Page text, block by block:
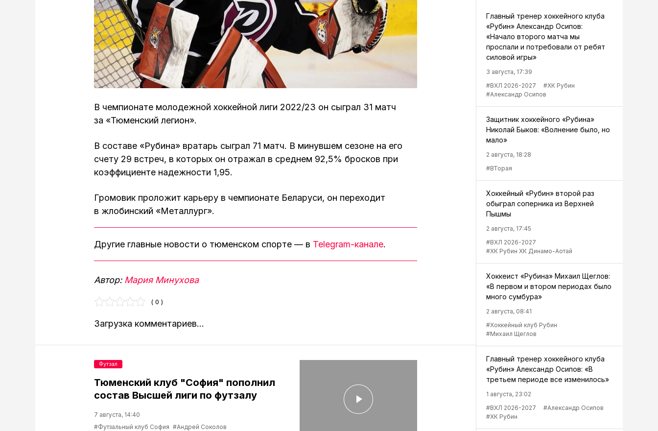
В чемпионате молодежной хоккейной лиги 2022/23 он сыграл 31 матч
за «Тюменский легион».
В составе «Рубина» вратарь сыграл 71 матч. В минувшем сезоне на его
счету 29 встреч, в которых он отражал в среднем 92,5% бросков при
коэффициенте надежности 1,95.
Громовик проложит карьеру в чемпионате Беларуси, он переходит
в жлобинский «Металлург».
Другие главные новости о тюменском спорте — в Telegram-канале.
Автор: Мария Минухова
( 0 )
Загрузка комментариев...
Тюменский клуб "София" пополнил
состав Высшей лиги по футзалу
7 августа, 14:40
#Футзальный клуб София #Андрей Соколов
Футзал
Главный тренер хоккейного клуба
«Рубин» Александр Осипов:
«Начало второго матча мы
проспали и потребовали от ребят
силовой игры»
3 августа, 17:39
#ВХЛ 2026-2027
#ХК Рубин
#Александр Осипов
Защитник хоккейного «Рубина»
Николай Быков: «Волнение было, но
мало»
2 августа, 18:28
#ВТорая
Хоккейный «Рубин» второй раз
обыграл соперника из Верхней
Пышмы
2 августа, 17:45
#ВХЛ 2026-2027
#ХК Рубин ХК Динамо-Аотай
Хоккеист «Рубина» Михаил Щеглов:
«В первом и втором периодах было
много сумбура»
2 августа, 08:41
#Хоккейный клуб Рубин
#Михаил Щеглов
Главный тренер хоккейного клуба
«Рубин» Александр Осипов: «В
третьем периоде все изменилось»
1 августа, 23:02
#ВХЛ 2026-2027
#Александр Осипов
#ХК Рубин